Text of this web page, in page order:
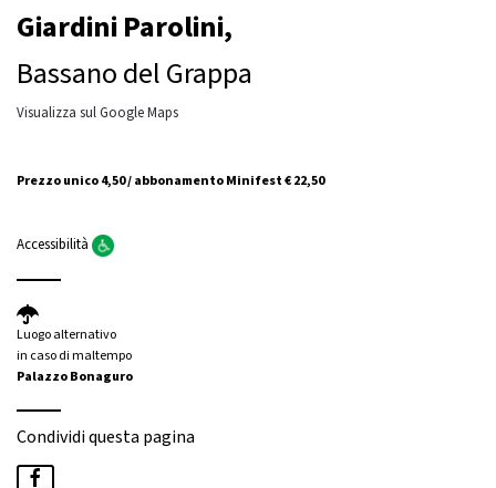
Giardini Parolini,
Bassano del Grappa
Visualizza sul Google Maps
Prezzo unico 4,50 / abbonamento Minifest € 22,50
Accessibilità
Luogo alternativo
in caso di maltempo
Palazzo Bonaguro
Condividi questa pagina